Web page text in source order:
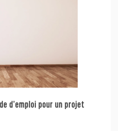
d’emploi pour un projet